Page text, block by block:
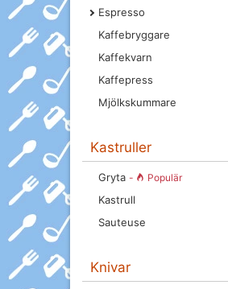
Espresso
Kaffebryggare
Kaffekvarn
Kaffepress
Mjölkskummare
Kastruller
Gryta - Populär
Kastrull
Sauteuse
Knivar